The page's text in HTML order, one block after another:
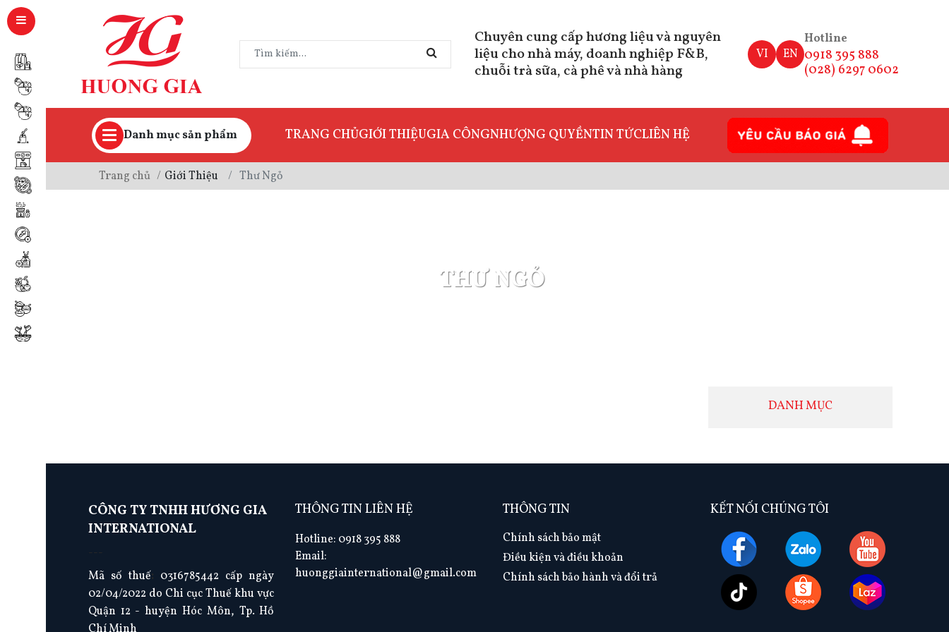
Chuyên cung cấp hương liệu và nguyên
liệu cho nhà máy, doanh nghiệp F&B,
chuỗi trà sữa, cà phê và nhà hàng
VI EN
Hotline
0918 395 888
(028) 6297 0602
Danh mục sản phẩm TRANG CHỦGIỚI THIỆUGIA CÔNGNHƯỢNG QUYỀNTIN TỨCLIÊN HỆ
Trang chủ Giới Thiệu Thư Ngỏ
THƯ NGỎ
DANH MỤC
CÔNG TY TNHH HƯƠNG GIA
INTERNATIONAL
---
Mã số thuế: 0316785442 cấp ngày
02/04/2022 do Chi cục Thuế khu vực
Quận 12 - huyện Hóc Môn, Tp. Hồ
THÔNG TIN LIÊN HỆ
Hotline: 0918 395 888
Email:
huonggiainternational@gmail.com
THÔNG TIN
Chính sách bảo mật
Điều kiện và điều khoản
Chính sách bảo hành và đổi trả
KẾT NỐI CHÚNG TÔI